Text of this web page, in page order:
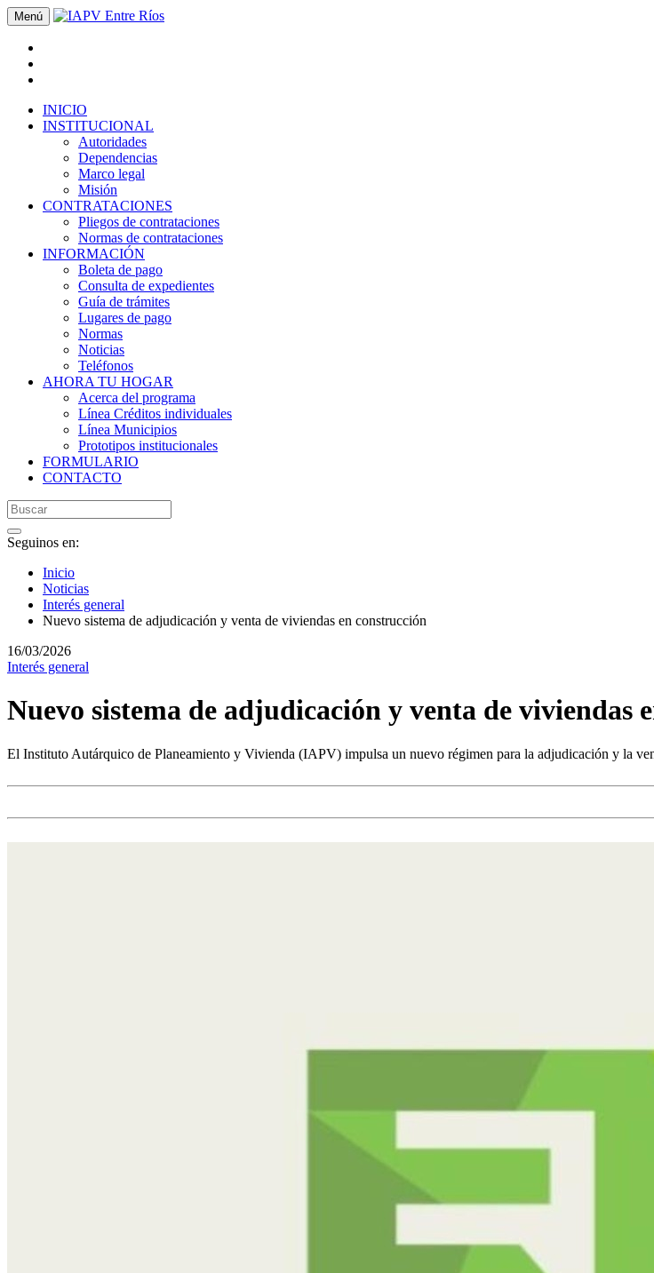
Menú
INICIO
INSTITUCIONAL
Autoridades
Dependencias
Marco legal
Misión
CONTRATACIONES
Pliegos de contrataciones
Normas de contrataciones
INFORMACIÓN
Boleta de pago
Consulta de expedientes
Guía de trámites
Lugares de pago
Normas
Noticias
Teléfonos
AHORA TU HOGAR
Acerca del programa
Línea Créditos individuales
Línea Municipios
Prototipos institucionales
FORMULARIO
CONTACTO
Seguinos en:
Inicio
Noticias
Interés general
Nuevo sistema de adjudicación y venta de viviendas en construcción
16/03/2026
Interés general
Nuevo sistema de adjudicación y venta de viviendas
El Instituto Autárquico de Planeamiento y Vivienda (IAPV) impulsa un nuevo régimen para la adjudicación y la